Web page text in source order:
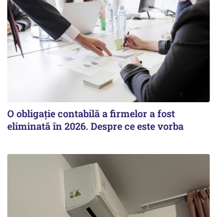
O obligație contabilă a firmelor a fost
eliminată în 2026. Despre ce este vorba